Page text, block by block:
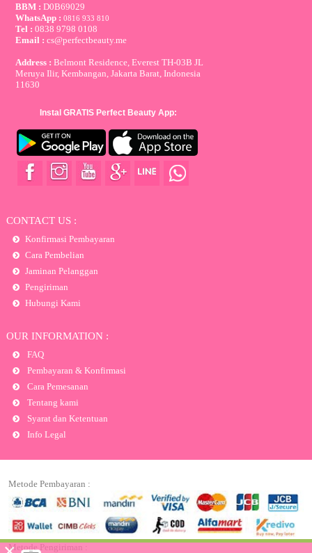
BBM : D0B69029
WhatsApp :0816 933 810
Tel :0838 9798 0108
Email :cs@perfectbeauty.me
Address : Belmont Residence, Everest TH-03B JL
Meruya Ilir, Kembangan, Jakarta Barat, Indonesia
11630
Instal GRATIS Perfect Beauty App:
CONTACT US :
Konfirmasi Pembayaran
Cara Pembelian
Jaminan Pelanggan
Pengiriman
Hubungi Kami
OUR INFORMATION :
FAQ
Pembayaran & Konfirmasi
Cara Pemesanan
Tentang kami
Syarat dan Ketentuan
Info Legal
Metode Pembayaran :
Metode Pengiriman :